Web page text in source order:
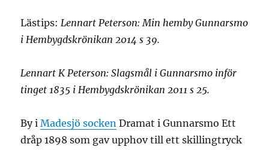
Lästips:Lennart Peterson: Min hemby Gunnarsmo
i Hembygdskrönikan 2014 s 39.
Lennart K Peterson: Slagsmål i Gunnarsmo inför
tinget 1835 i Hembygdskrönikan 2011 s 25.
By iMadesjö socken Dramat i Gunnarsmo Ett
dråp 1898 som gav upphov till ett skillingtryck